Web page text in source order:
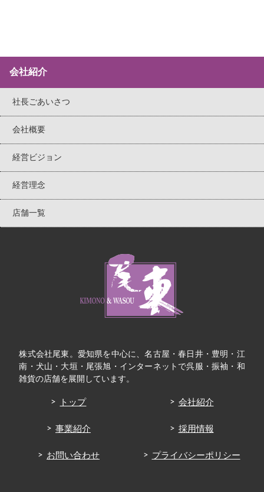
会社紹介
社長ごあいさつ
会社概要
経営ビジョン
経営理念
店舗一覧
株式会社尾東。愛知県を中心に、名古屋・春日井・豊明・江
南・犬山・大垣・尾張旭・インターネットで呉服・振袖・和
雑貨の店舗を展開しています。
トップ 会社紹介
事業紹介 採用情報
お問い合わせ プライバシーポリシー